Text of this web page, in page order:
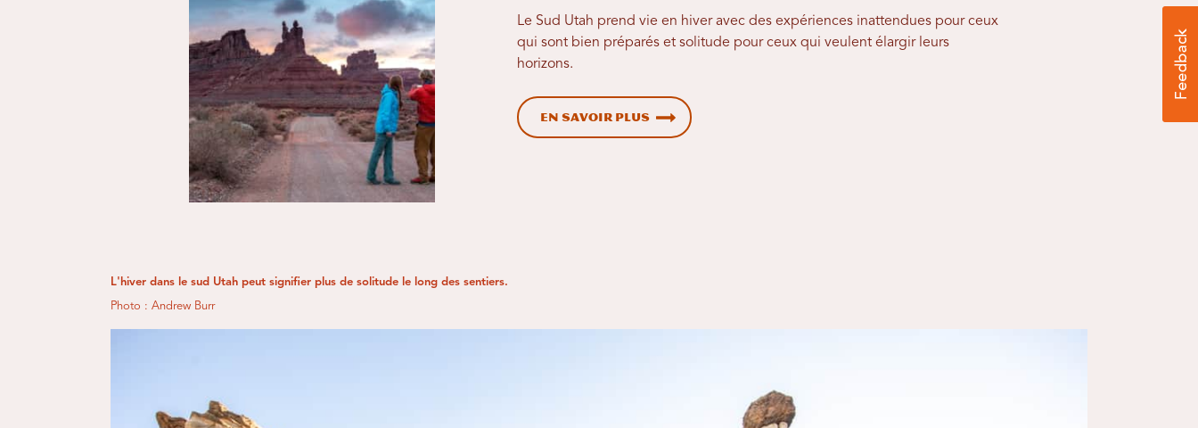
Le Sud Utah prend vie en hiver avec des expériences inattendues pour ceux
qui sont bien préparés et solitude pour ceux qui veulent élargir leurs
horizons.
En savoir plus
L'hiver dans le sud Utah peut signifier plus de solitude le long des sentiers.
Photo : Andrew Burr